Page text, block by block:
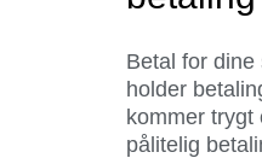
Betal for dine
holder
kommer trygt
pålitelig